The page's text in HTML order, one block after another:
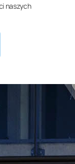
naszych